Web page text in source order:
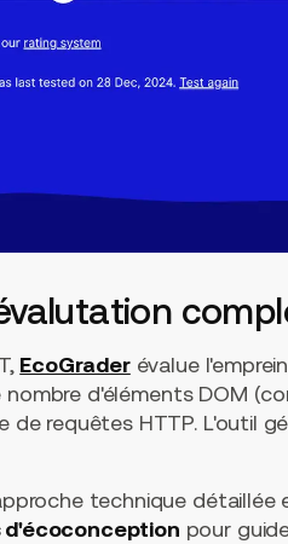
EcoGraderévalue
d'éléments DOM
requêtes HTTP. L'outil
technique
d'écoconception pour